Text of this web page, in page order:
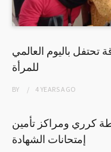
تحتفل باليوم العالمي
للمرأة
BY 4 YEARSAGO
كرري ومراكز تأمين
إمتحانات الشهادة